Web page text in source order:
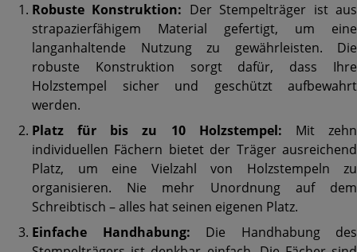
Robuste Konstruktion: Der Stempelträger ist aus
strapazierfähigem Material gefertigt, um eine
langanhaltende Nutzung zu gewährleisten. Die
robuste Konstruktion sorgt dafür, dass Ihre
Holzstempel sicher und geschützt aufbewahrt
werden.
Platz für bis zu 10 Holzstempel: Mit zehn
individuellen Fächern bietet der Träger ausreichend
Platz, um eine Vielzahl von Holzstempeln zu
organisieren. Nie mehr Unordnung auf dem
Schreibtisch – alles hat seinen eigenen Platz.
Einfache Handhabung: Die Handhabung des